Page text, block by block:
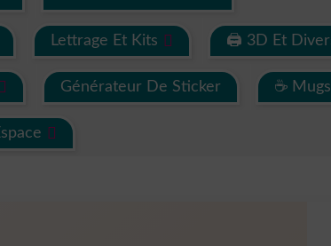
Lettrage Et Kits 🖨 3D Et
Générateur De Sticker ☕ Mugs